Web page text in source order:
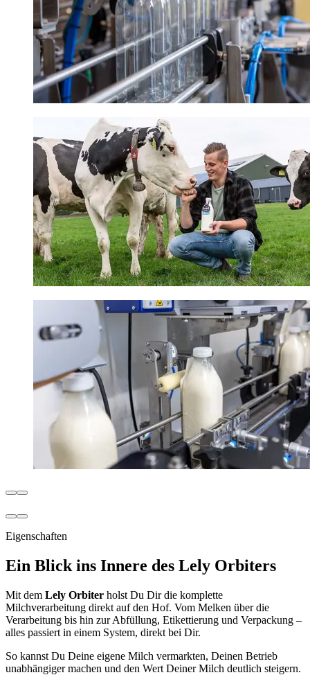
Eigenschaften
Ein Blick ins Innere des Lely Orbiters
Mit dem Lely Orbiter holst Du Dir die komplette
Milchverarbeitung direkt auf den Hof. Vom Melken über die
Verarbeitung bis hin zur Abfüllung, Etikettierung und Verpackung –
alles passiert in einem System, direkt bei Dir.
So kannst Du Deine eigene Milch vermarkten, Deinen Betrieb
unabhängiger machen und den Wert Deiner Milch deutlich steigern.